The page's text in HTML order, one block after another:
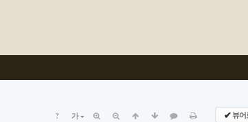
✔ 뷰어
? 가